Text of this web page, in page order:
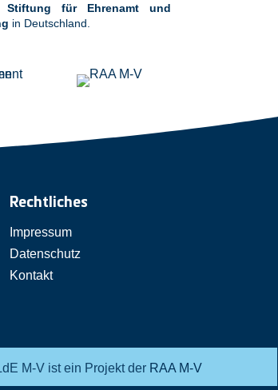
Stiftung für Ehrenamt und
in Deutschland.
Rechtliches
Impressum
Datenschutz
Kontakt
M-V ist ein Projekt der RAA M-V